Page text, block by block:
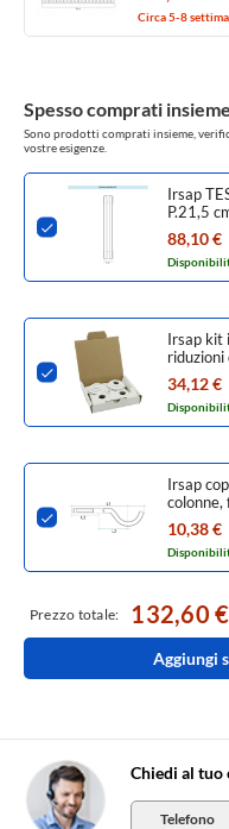
Circa 5-8
Spesso comprati insieme
Sono prodotti comprati insieme,
vostre esigenze.
Irsap
P.21,5
Cod.01
88,10 €
Irsap kit
riduzioni
cieco da
lucido
34,12 €
Irsap
colonne,
10,38 €
Prezzo totale: 132,60 €
Aggiungi
Chiedi al tuo
Telefono